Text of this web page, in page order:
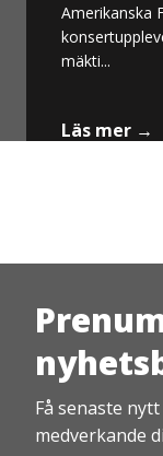
Amerikanska
mäkti...
Läs mer →
Få senaste
medverkande